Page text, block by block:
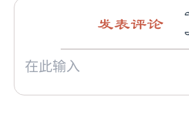
发表评论